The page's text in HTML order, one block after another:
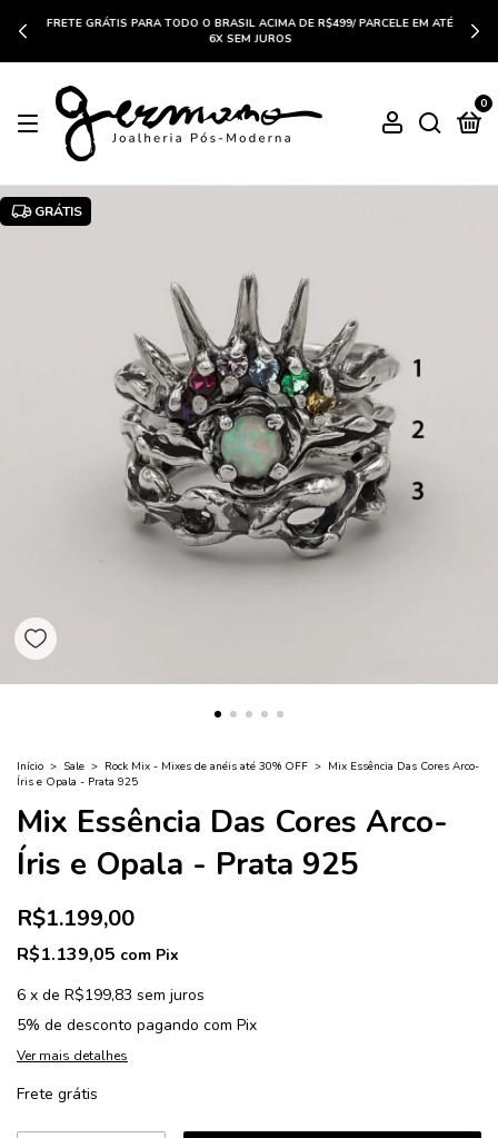
FRETE GRÁTIS PARA TODO O BRASIL ACIMA DE R$499/ PARCELE EM ATÉ
6X SEM JUROS
0
GRÁTIS
Início > Sale > Rock Mix - Mixes de anéis até 30% OFF > Mix Essência Das Cores Arco-
Íris e Opala - Prata 925
Mix Essência Das Cores Arco-
Íris e Opala - Prata 925
R$1.199,00
R$1.139,05 com Pix
6 x de R$199,83 sem juros
5% de desconto pagando com Pix
Ver mais detalhes
Frete grátis